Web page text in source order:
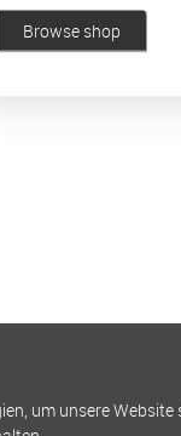
Browse shop
um unsere